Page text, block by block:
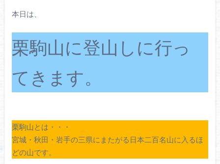
本日は、
栗駒山に登山しに行っ
てきます。
栗駒山とは・・・
宮城・秋田・岩手の三県にまたがる日本二百名山に入るほ
どの山です。